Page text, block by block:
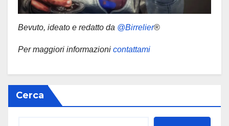
Bevuto, ideato e redatto da @Birrelier®
Per maggiori informazioni contattami
Cerca